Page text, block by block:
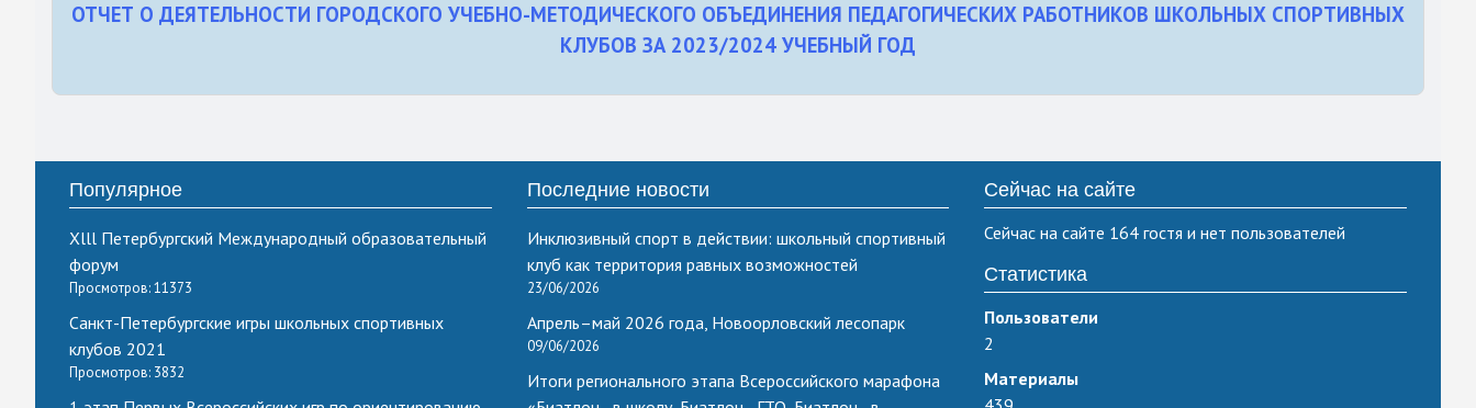
ОТЧЕТ О ДЕЯТЕЛЬНОСТИ ГОРОДСКОГО УЧЕБНО-МЕТОДИЧЕСКОГО ОБЪЕДИНЕНИЯ ПЕДАГОГИЧЕСКИХ РАБОТНИКОВ ШКОЛЬНЫХ СПОРТИВНЫХ
КЛУБОВ ЗА 2023/2024 УЧЕБНЫЙ ГОД
Популярное
Xlll Петербургский Международный образовательный
форум
Просмотров: 11373
Санкт-Петербургские игры школьных спортивных
клубов 2021
Просмотров: 3832
Последние новости
Инклюзивный спорт в действии: школьный спортивный
клуб как территория равных возможностей
23/06/2026
Апрель–май 2026 года, Новоорловский лесопарк
09/06/2026
Итоги регионального этапа Всероссийского марафона
Сейчас на сайте
Сейчас на сайте 164 гостя и нет пользователей
Статистика
Пользователи
2
Материалы